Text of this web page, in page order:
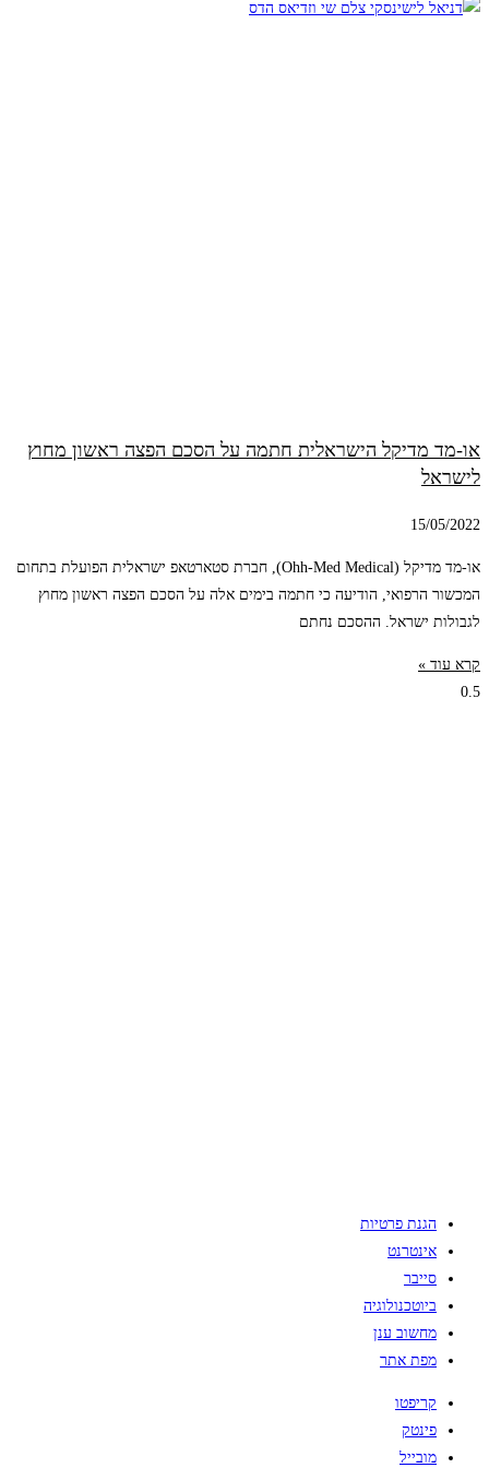
או-מד מדיקל הישראלית חתמה על הסכם הפצה ראשון מחוץ
לישראל
15/05/2022
או-מד מדיקל (Ohh-Med Medical), חברת סטארטאפ ישראלית הפועלת בתחום
המכשור הרפואי, הודיעה כי חתמה בימים אלה על הסכם הפצה ראשון מחוץ
לגבולות ישראל. ההסכם נחתם
קרא עוד »
הגנת פרטיות
אינטרנט
סייבר
ביוטכנולוגיה
מחשוב ענן
מפת אתר
קריפטו
פינטק
מובייל